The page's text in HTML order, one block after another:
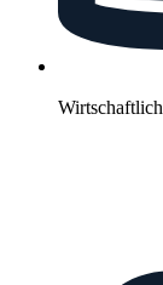
Wirtschaftlich